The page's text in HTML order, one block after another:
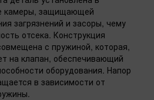
камеры, защищающей
загрязнений и засоры, чему
отсека. Конструкция
с пружиной, которая,
на клапан, обеспечивающий
оборудования. Напор
в зависимости от